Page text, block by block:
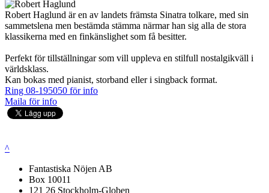
Robert Haglund är en av landets främsta Sinatra tolkare, med sin
sammetslena men bestämda stämma närmar han sig alla de stora
klassikerna med en finkänslighet som få besitter.
Perfekt för tillställningar som vill uppleva en stilfull nostalgikväll i
världsklass.
Kan bokas med pianist, storband eller i singback format.
Ring 08-195050 för info
Maila för info
^
Fantastiska Nöjen AB
Box 10011
121 26 Stockholm-Globen